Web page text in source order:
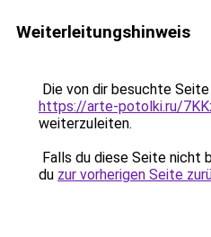
Weiterleitungshinweis
Die von dir besuchte
https://arte-potolki.ru/
weiterzuleiten.
Falls du diese Seite nicht
du zur vorherigen Seite